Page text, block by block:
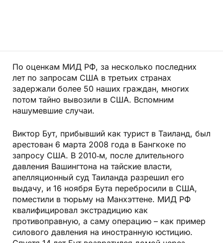
По оценкам МИД РФ, за несколько последних
лет по запросам США в третьих странах
задержали более 50 наших граждан, многих
потом тайно вывозили в США. Вспомним
нашумевшие случаи.
Виктор Бут, прибывший как турист в Таиланд, был
арестован 6 марта 2008 года в Бангкоке по
запросу США. В 2010‑м, после длительного
давления Вашингтона на тайские власти,
апелляционный суд Таиланда разрешил его
выдачу, и 16 ноября Бута перебросили в США,
поместили в тюрьму на Манхэттене. МИД РФ
квалифицировал экстрадицию как
противоправную, а саму операцию – как пример
силового давления на иностранную юстицию.